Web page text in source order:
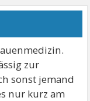
zur
sonst jemand
nur kurz am